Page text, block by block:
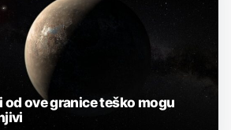
od ove granice teško mogu